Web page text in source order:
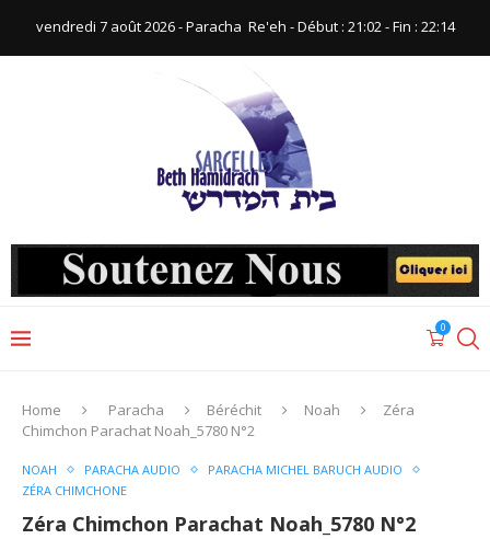
vendredi 7 août 2026 - Paracha ‪ Re'eh‬ - Début : 21:02‬ - Fin : ‪22:14‬
0
Home Paracha Béréchit Noah
Zéra
Chimchon Parachat Noah_5780 N°2
NOAH PARACHA AUDIO
PARACHA MICHEL BARUCH AUDIO
ZÉRA CHIMCHONE
Zéra Chimchon Parachat Noah_5780 N°2